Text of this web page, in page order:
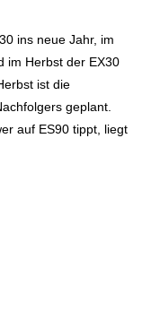
ins neue Jahr, im
im Herbst der EX30
ist die
geplant.
auf ES90 tippt, liegt